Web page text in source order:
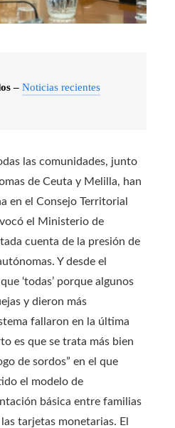
– Noticias recientes
las comunidades, junto
de Ceuta y Melilla, han
en el Consejo Territorial
el Ministerio de
cuenta de la presión de
Y desde el
‘todas’ porque algunos
y dieron más
fallaron en la última
es que se trata más bien
de sordos” en el que
el modelo de
básica entre familias
tarjetas monetarias. El